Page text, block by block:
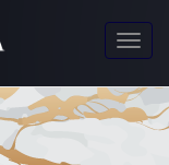
Toggle